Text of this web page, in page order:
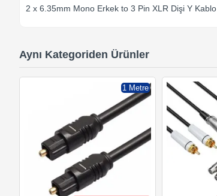
2 x 6.35mm Mono Erkek to 3 Pin XLR Dişi Y Kablo
Aynı Kategoriden Ürünler
1 Metre